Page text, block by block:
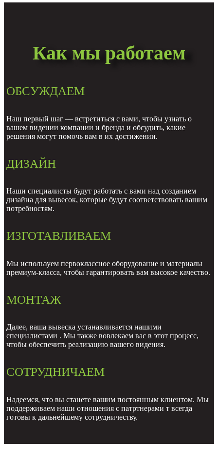
Как мы работаем
ОБСУЖДАЕМ
Наш первый шаг — встретиться с вами, чтобы узнать о
вашем видении компании и бренда и обсудить, какие
решения могут помочь вам в их достижении.
ДИЗАЙН
Наши специалисты будут работать с вами над созданием
дизайна для вывесок, которые будут соответствовать вашим
потребностям.
ИЗГОТАВЛИВАЕМ
Мы используем первоклассное оборудование и материалы
премиум-класса, чтобы гарантировать вам высокое качество.
МОНТАЖ
Далее, ваша вывеска устанавливается нашими
специалистами . Мы также вовлекаем вас в этот процесс,
чтобы обеспечить реализацию вашего видения.
СОТРУДНИЧАЕМ
Надеемся, что вы станете вашим постоянным клиентом. Мы
поддерживаем наши отношения с патртнерами т всегда
готовы к дальнейшему сотрудничеству.